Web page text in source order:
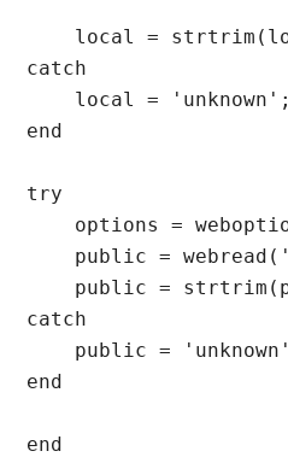
local =
catch
    local = 'unknown';
end
try
options =
public =
public =
catch
public =
end
end